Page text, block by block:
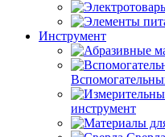
Инструмент
инструмент